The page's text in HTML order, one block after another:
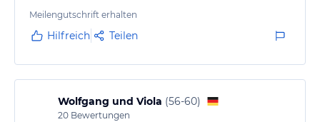
Meilengutschrift erhalten
Hilfreich Teilen
Wolfgang und Viola (56-60)
20 Bewertungen